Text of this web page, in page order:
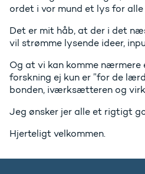
ordet i vor mund et lys for alle
Det er mit håb, at der i det
vil strømme lysende ideer,
Og at vi kan komme nærmere
forskning ej kun er ”for de
bonden, iværksætteren og
Jeg ønsker jer alle et rigtigt
Hjerteligt velkommen.